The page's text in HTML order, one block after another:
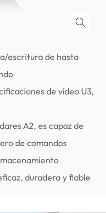
escritura de hasta
de vídeo U3,
A2, es capaz de
de comandos
duradera y fiable